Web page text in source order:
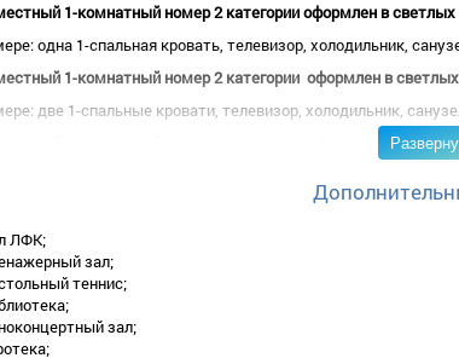
1-комнатный номер 2 категории оформлен в светлых
одна 1-спальная кровать, телевизор, холодильник,
1-комнатный номер 2 категории оформлен в светлых
две 1-спальные кровати, телевизор, холодильник,
местный 1-комнатный номер 1 категории оформлен в светлых
местный 1-комнатный номер 1 категории оформлен в светлых
две 1-спальные кровати, телевизор, холодильник,
2-комнатный «Полулюкс» оформлен в пастельной
состоит из гостиной и спальни.
одна 2-спальная или две 1-спальные кровати в спальне,
ЛФК;
зал;
теннис;
зал;